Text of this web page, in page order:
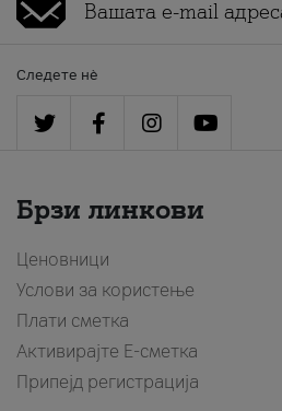
Следете нè
Брзи линкови
Ценовници
Услови за користење
Плати сметка
Активирајте Е-сметка
Припејд регистрација